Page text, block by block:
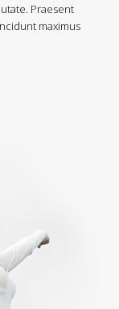
Praesent
maximus